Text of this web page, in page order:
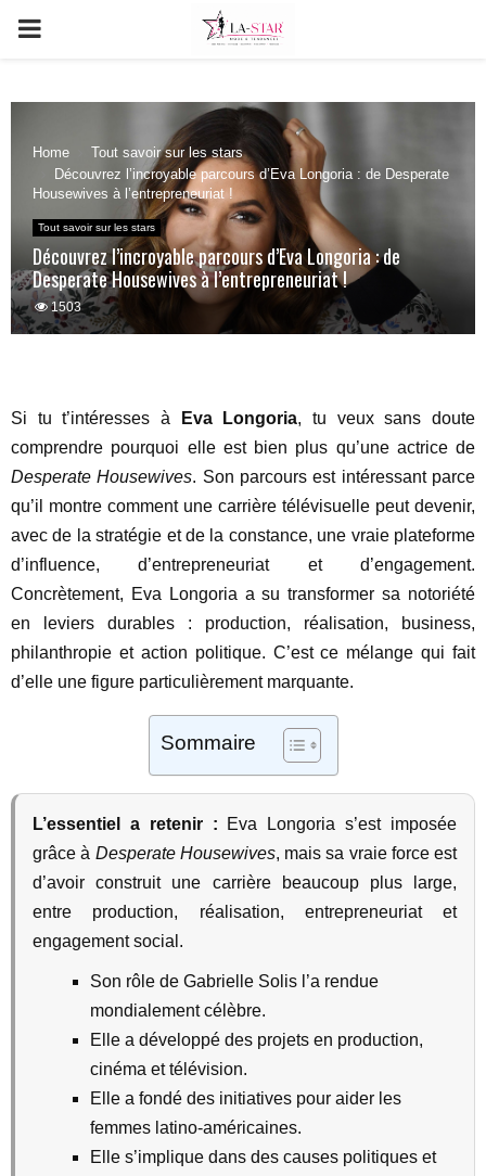
PRIMARY
Home
Tout savoir sur les stars
Découvrez l’incroyable parcours d’Eva Longoria : de Desperate
Housewives à l’entrepreneuriat !
Tout savoir sur les stars
Découvrez l’incroyable parcours d’Eva Longoria : de
Desperate Housewives à l’entrepreneuriat !
1503
Si tu t’intéresses à Eva Longoria, tu veux sans doute
comprendre pourquoi elle est bien plus qu’une actrice de
Desperate Housewives. Son parcours est intéressant parce
qu’il montre comment une carrière télévisuelle peut devenir,
avec de la stratégie et de la constance, une vraie plateforme
d’influence, d’entrepreneuriat et d’engagement.
Concrètement, Eva Longoria a su transformer sa notoriété
en leviers durables : production, réalisation, business,
philanthropie et action politique. C’est ce mélange qui fait
d’elle une figure particulièrement marquante.
Sommaire
L’essentiel a retenir : Eva Longoria s’est imposée
grâce à Desperate Housewives, mais sa vraie force est
d’avoir construit une carrière beaucoup plus large,
entre production, réalisation, entrepreneuriat et
engagement social.
Son rôle de Gabrielle Solis l’a rendue
mondialement célèbre.
Elle a développé des projets en production,
cinéma et télévision.
Elle a fondé des initiatives pour aider les
femmes latino-américaines.
Elle s’implique dans des causes politiques et